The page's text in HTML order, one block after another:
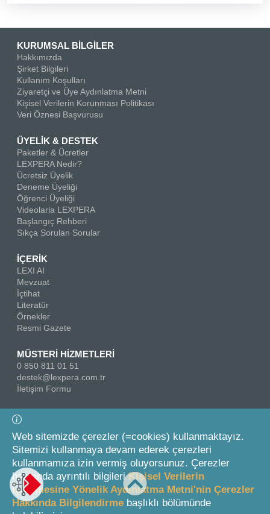
KURUMSAL BİLGİLER
Hakkımızda
Şirket Bilgileri
Kullanım Koşulları
Ziyaretçi ve Üye Aydınlatma Metni
Kişisel Verilerin Korunması Politikası
Veri Öznesi Başvurusu
ÜYELİK & DESTEK
Paketler & Ücretler
LEXPERA Nedir?
Ücretsiz Üyelik
Deneme Üyeliği
Öğrenci Üyeliği
Videolarla LEXPERA
Başlangıç Rehberi
Sıkça Sorulan Sorular
İÇERİK
LEXI AI
Mevzuat
İçtihat
Literatür
Örnekler
Resmi Gazete
MÜSTERİ HİZMETLERİ
0 850 811 01 51
destek@lexpera.com.tr
İletişim Formu
Bizi Takip Edin
© 2026 On İki Levha Yayıncılık A.Ş.
Web sitemizde çerezler (=cookies) kullanmaktayız.
Sitemizi kullanmaya devam ederek çerezleri
kullanmamıza izin vermiş oluyorsunuz. Çerezler
hakkında ayrıntılı bilgileriKişisel Verilerin
İşlenmesine Yönelik Aydınlatma Metni'nin Çerezler
Hakkında Bilgilendirme başlıklı bölümünde